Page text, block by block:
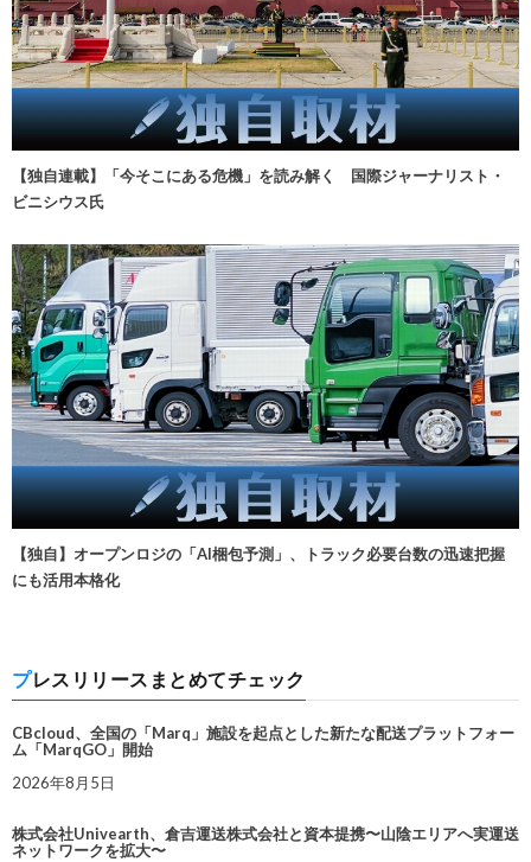
【独自連載】「今そこにある危機」を読み解く 国際ジャーナリスト・
ビニシウス氏
【独自】オープンロジの「AI梱包予測」、トラック必要台数の迅速把握
にも活用本格化
プレスリリースまとめてチェック
CBcloud、全国の「Marq」施設を起点とした新たな配送プラットフォー
ム「MarqGO」開始
2026年8月5日
株式会社Univearth、倉吉運送株式会社と資本提携〜山陰エリアへ実運送
ネットワークを拡大〜